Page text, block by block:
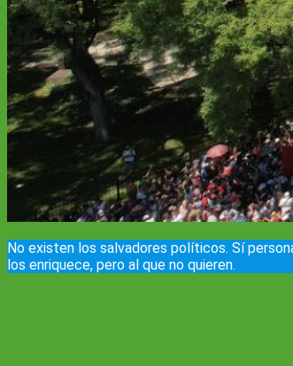
No existen los salvadores políticos. Sí
los enriquece, pero al que no quieren.